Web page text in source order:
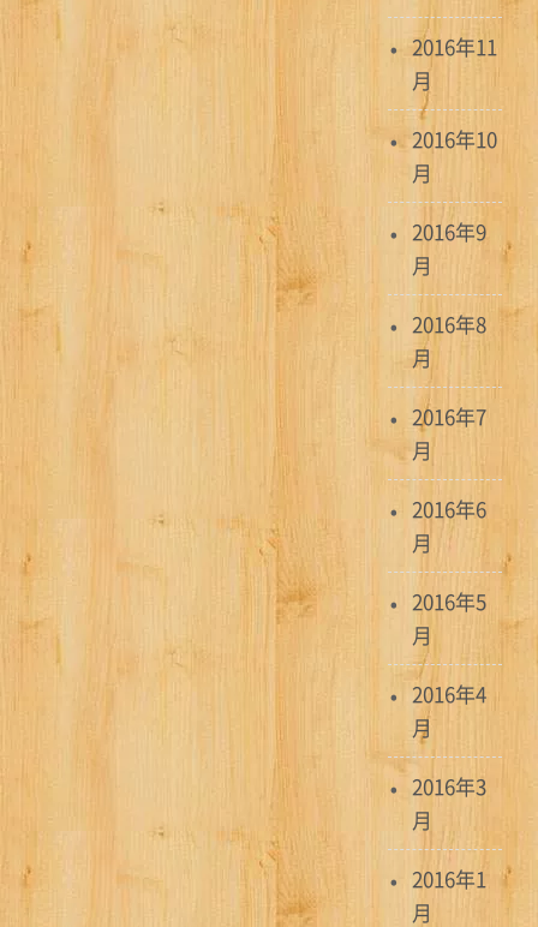
2016年11
月
2016年10
月
2016年9
月
2016年8
月
2016年7
月
2016年6
月
2016年5
月
2016年4
月
2016年3
月
2016年1
月